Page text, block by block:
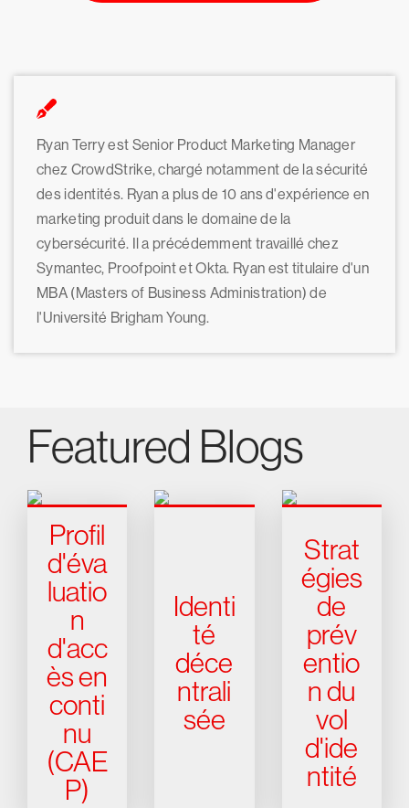
Ryan Terry est Senior Product Marketing Manager
chez CrowdStrike, chargé notamment de la sécurité
des identités. Ryan a plus de 10 ans d'expérience en
marketing produit dans le domaine de la
cybersécurité. Il a précédemment travaillé chez
Symantec, Proofpoint et Okta. Ryan est titulaire d'un
MBA (Masters of Business Administration) de
l'Université Brigham Young.
Featured Blogs
Profil
d'éva
luatio
n
d'acc
ès en
conti
nu
(CAE
P)
Identi
té
déce
ntrali
sée
Strat
égies
de
prév
entio
n du
vol
d'ide
ntité